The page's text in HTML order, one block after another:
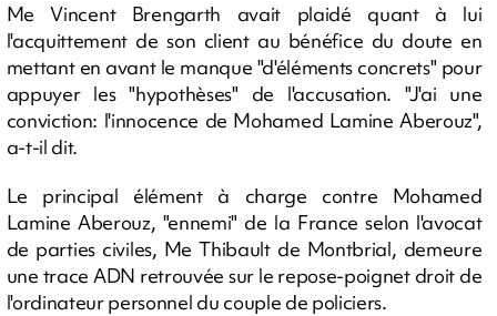
Me Vincent Brengarth avait plaidé quant à lui
l'acquittement de son client au bénéfice du doute en
mettant en avant le manque "d'éléments concrets" pour
appuyer les "hypothèses" de l'accusation. "J'ai une
conviction: l'innocence de Mohamed Lamine Aberouz",
a-t-il dit.
Le principal élément à charge contre Mohamed
Lamine Aberouz, "ennemi" de la France selon l'avocat
de parties civiles, Me Thibault de Montbrial, demeure
une trace ADN retrouvée sur le repose-poignet droit de
l'ordinateur personnel du couple de policiers.